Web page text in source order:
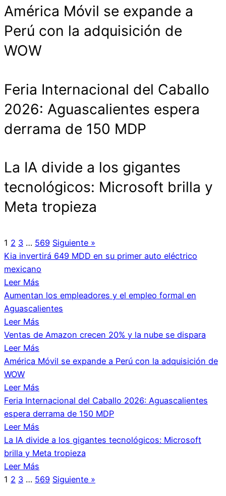
América Móvil se expande a
Perú con la adquisición de
WOW
Feria Internacional del Caballo
2026: Aguascalientes espera
derrama de 150 MDP
La IA divide a los gigantes
tecnológicos: Microsoft brilla y
Meta tropieza
1 2 3 … 569 Siguiente »
Kia invertirá 649 MDD en su primer auto eléctrico
mexicano
Leer Más
Aumentan los empleadores y el empleo formal en
Aguascalientes
Leer Más
Ventas de Amazon crecen 20% y la nube se dispara
Leer Más
América Móvil se expande a Perú con la adquisición de
WOW
Leer Más
Feria Internacional del Caballo 2026: Aguascalientes
espera derrama de 150 MDP
Leer Más
La IA divide a los gigantes tecnológicos: Microsoft
brilla y Meta tropieza
Leer Más
1 2 3 … 569 Siguiente »